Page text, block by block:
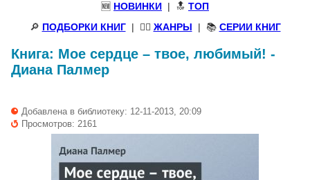
🆕 НОВИНКИ | 🔝 ТОП
🔎 ПОДБОРКИ КНИГ| 🧝‍♀️ ЖАНРЫ | 📚 СЕРИИ КНИГ
Книга: Мое сердце – твое, любимый! -
Диана Палмер
Добавлена в библиотеку: 12-11-2013, 20:09
Просмотров: 2161